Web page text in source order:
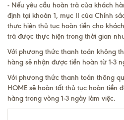
- Nếu yêu cầu hoàn trả của khách
định tại khoản 1, mục II của Chính
thực hiện thủ tục hoàn tiền cho
trả được thực hiện trong thời gian
Với phương thức thanh toán không
hàng sẽ nhận được tiền hoàn từ 1-3
Với phương thức thanh toán thông
HOME sẽ hoàn tất thủ tục hoàn tiền
hàng trong vòng 1-3 ngày làm việc.